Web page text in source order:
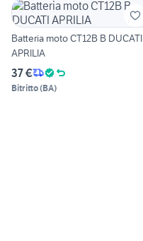
Batteria moto CT12B B DUCATI
APRILIA
37 €
Bitritto(BA)